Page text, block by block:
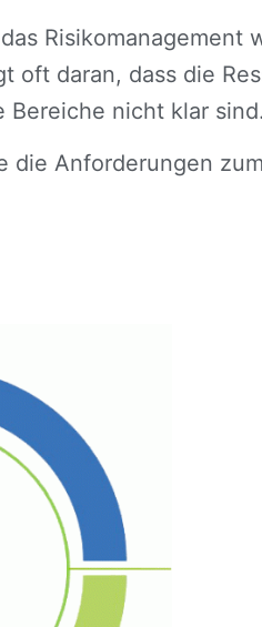
Risikomanagement
oft daran, dass die
nicht klar sind.
die Anforderungen